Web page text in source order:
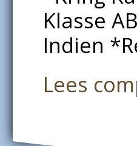
Klasse
Indien
Lees